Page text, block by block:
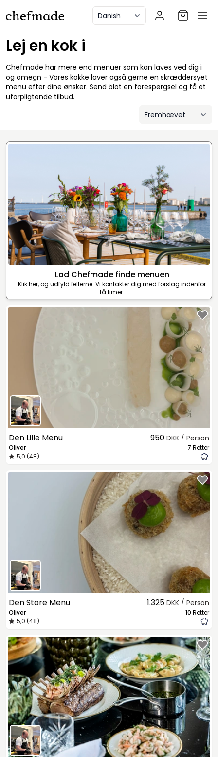
Lej en kok i
Chefmade har mere end menuer som kan laves ved dig i
og omegn - Vores kokke laver også gerne en skræddersyet
menu efter dine ønsker. Send blot en forespørgsel og få et
uforpligtende tilbud.
Lad Chefmade finde menuen
Klik her, og udfyld felterne. Vi kontakter dig med forslag indenfor
få timer.
Den Lille Menu
Oliver
5,0 (48)
950 DKK / Person
7 Retter
Den Store Menu
Oliver
5,0 (48)
1.325 DKK / Person
10 Retter